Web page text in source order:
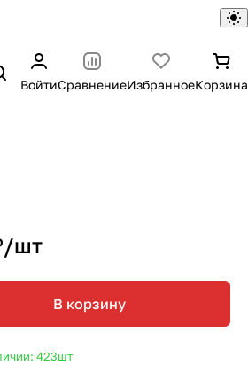
ВойтиСравнениеИзбранноеКорзина
шт
В корзину
423шт